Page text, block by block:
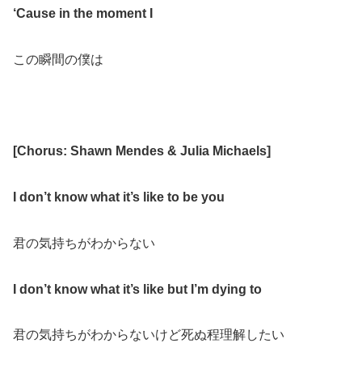
‘Cause in the moment I
この瞬間の僕は
[Chorus: Shawn Mendes & Julia Michaels]
I don’t know what it’s like to be you
君の気持ちがわからない
I don’t know what it’s like but I’m dying to
君の気持ちがわからないけど死ぬ程理解したい